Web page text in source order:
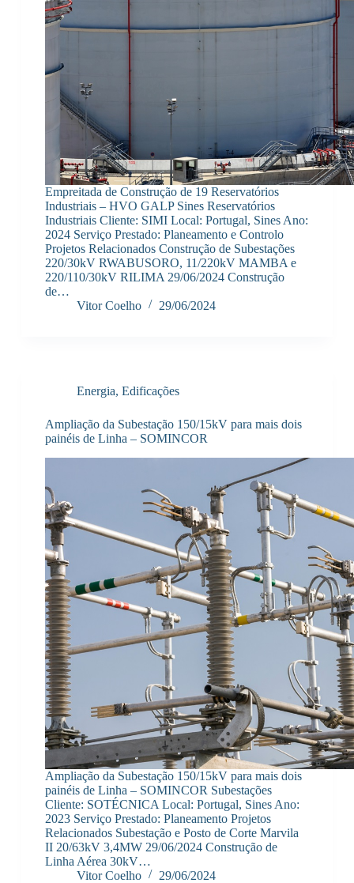
Empreitada de Construção de 19 Reservatórios
Industriais – HVO GALP Sines Reservatórios
Industriais Cliente: SIMI Local: Portugal, Sines Ano:
2024 Serviço Prestado: Planeamento e Controlo
Projetos Relacionados Construção de Subestações
220/30kV RWABUSORO, 11/220kV MAMBA e
220/110/30kV RILIMA 29/06/2024 Construção
de…
Vitor Coelho
29/06/2024
Energia, Edificações
Ampliação da Subestação 150/15kV para mais dois
painéis de Linha – SOMINCOR
Ampliação da Subestação 150/15kV para mais dois
painéis de Linha – SOMINCOR Subestações
Cliente: SOTÉCNICA Local: Portugal, Sines Ano:
2023 Serviço Prestado: Planeamento Projetos
Relacionados Subestação e Posto de Corte Marvila
II 20/63kV 3,4MW 29/06/2024 Construção de
Linha Aérea 30kV…
Vitor Coelho
29/06/2024